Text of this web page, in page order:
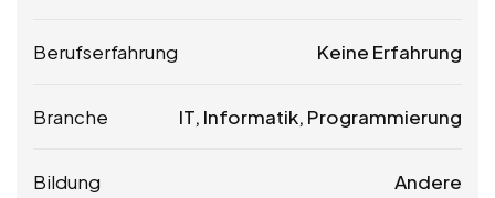
Berufserfahrung Keine Erfahrung
Branche IT, Informatik, Programmierung
Bildung Andere